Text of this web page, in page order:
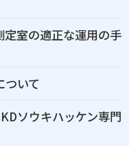
室の適正な運用の手
ついて
ソウキハッケン専門